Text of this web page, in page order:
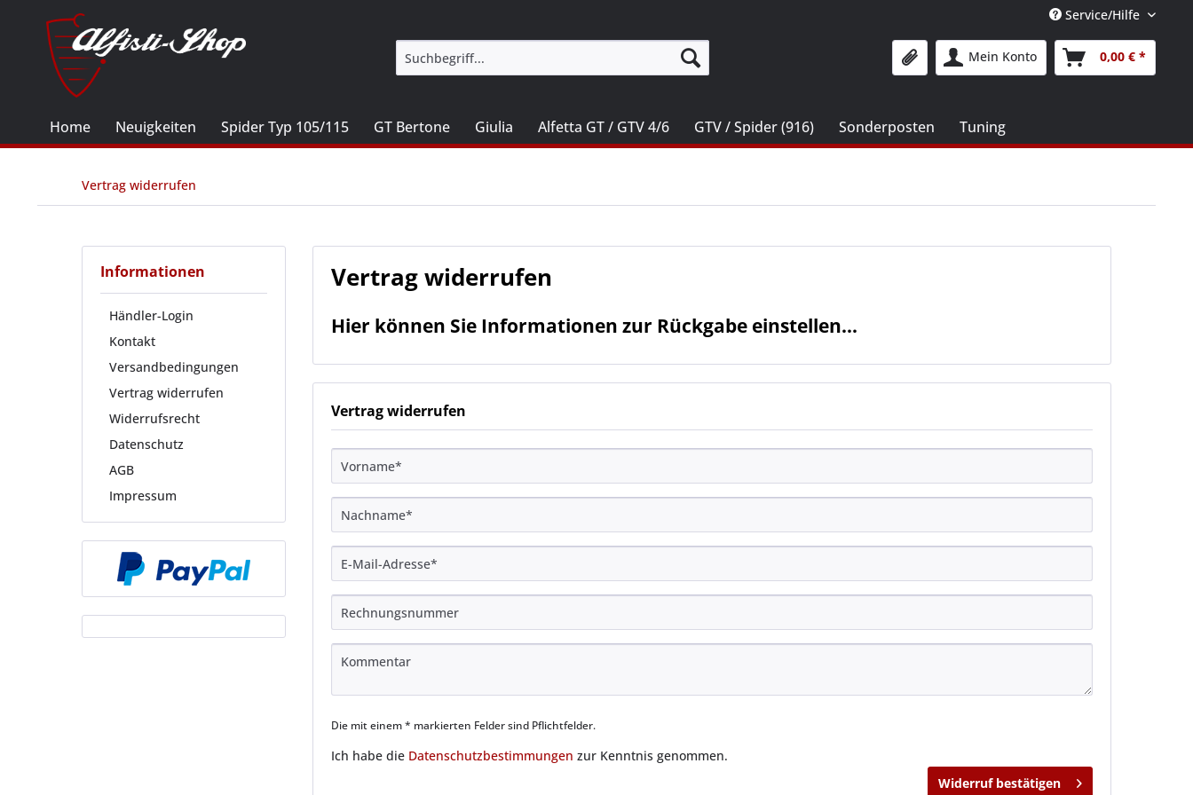
Service/Hilfe
Mein Konto 0,00 € *
Home Neuigkeiten Spider Typ 105/115 GT Bertone Giulia Alfetta GT / GTV 4/6 GTV / Spider (916) Sonderposten Tuning
Vertrag widerrufen
Informationen
Händler-Login
Kontakt
Versandbedingungen
Vertrag widerrufen
Widerrufsrecht
Datenschutz
AGB
Impressum
Vertrag widerrufen
Hier können Sie Informationen zur Rückgabe einstellen...
Vertrag widerrufen
Die mit einem * markierten Felder sind Pflichtfelder.
Ich habe die Datenschutzbestimmungen zur Kenntnis genommen.
Widerruf bestätigen